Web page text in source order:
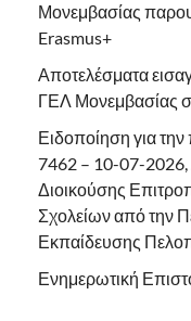
Μονεμβασίας
Erasmus+
Αποτελέσματα
ΓΕΛ Μονεμβασίας
Ειδοποίηση για
7462 – 10-07-
Διοικούσης
Σχολείων από την
Εκπαίδευσης
Ενημερωτική